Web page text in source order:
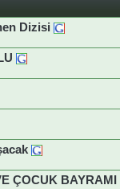
Dizisi
ÇOCUK BAYRAMI